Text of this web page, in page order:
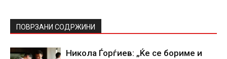
ПОВРЗАНИ СОДРЖИНИ
Никола Ѓорѓиев: „Ќе се бориме и